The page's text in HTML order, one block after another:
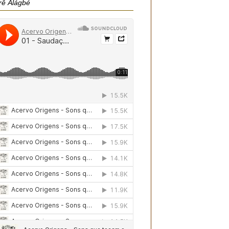
Àlágbé